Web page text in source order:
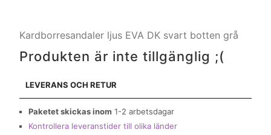
Kardborresandaler ljus EVA DK svart botten grå
Produkten är inte tillgänglig ;(
LEVERANS OCH RETUR
Paketet skickas inom 1-2 arbetsdagar
Kontrollera leveranstider till olika länder